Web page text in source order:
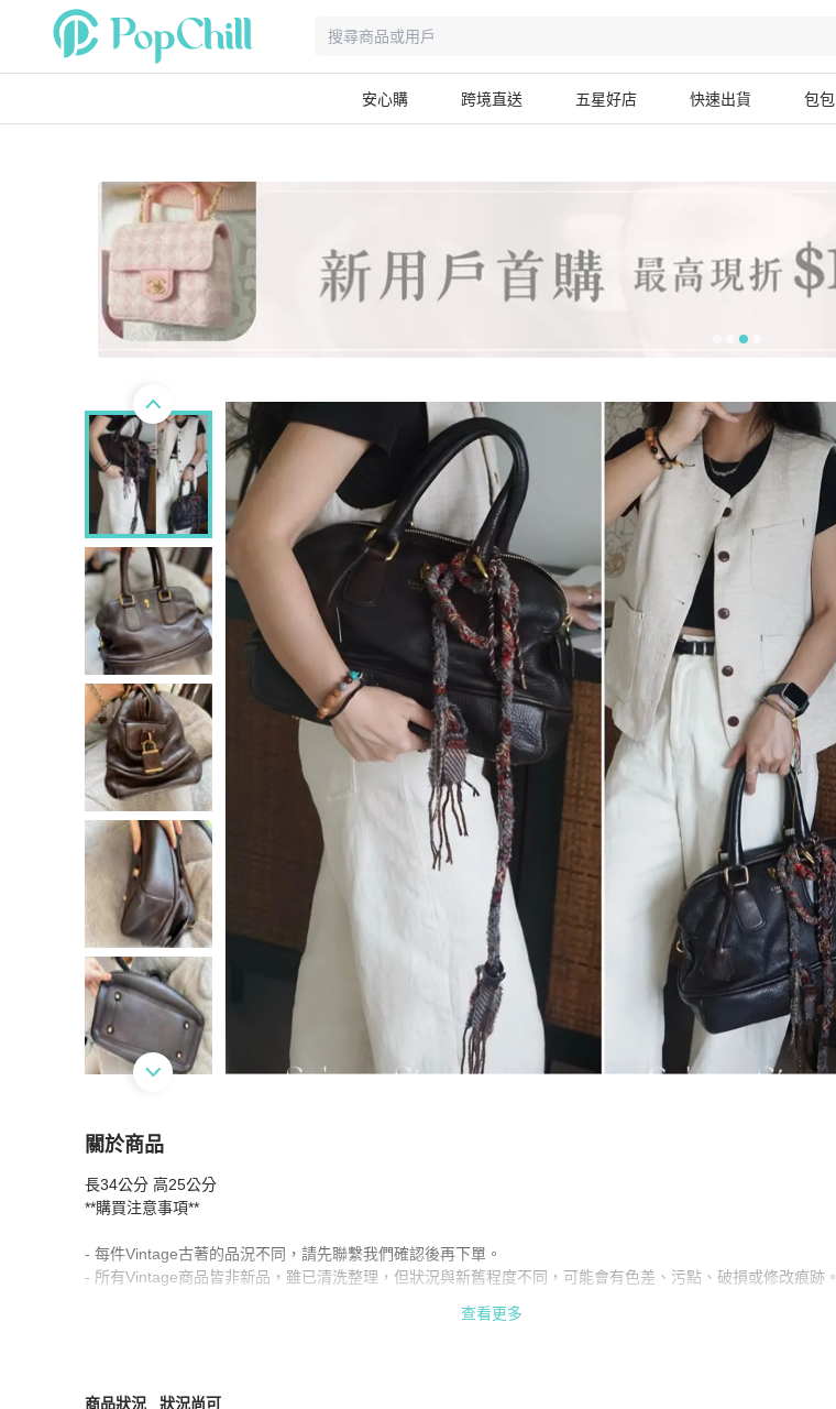
安心購 跨境直送 五星好店 快速出貨 包包
關於商品
關於Celine 保齡球型手提包
長34公分 高25公分
**購買注意事項**
- 每件Vintage古著的品況不同，請先聯繫我們確認後再下單。
- 所有Vintage商品皆非新品，雖已清洗整理，但狀況與新舊程度不同，可能會有色差、污點、破損或修改痕跡。
查看更多
商品狀況
Celine女包 商品狀態與細節
狀況尚可